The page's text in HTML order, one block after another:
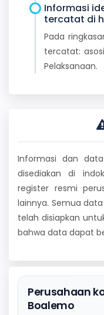
Informasi
tercatat di
Pada
tercatat:
Pelaksanaan.
Informasi dan data
disediakan di
register resmi
lainnya. Semua
telah disiapkan
bahwa data dapat
Perusahaan
Boalemo